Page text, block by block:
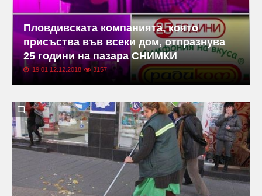
Пловдивската компанията, която
присъства във всеки дом, отпразнува
25 години на пазара СНИМКИ
19:01 12.12.2018 3157